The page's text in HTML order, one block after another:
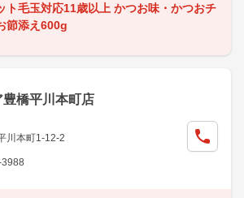
ト毛玉対応11歳以上 かつお味・かつおチ
節添え600g
豊橋平川本町店
川本町1-12-2